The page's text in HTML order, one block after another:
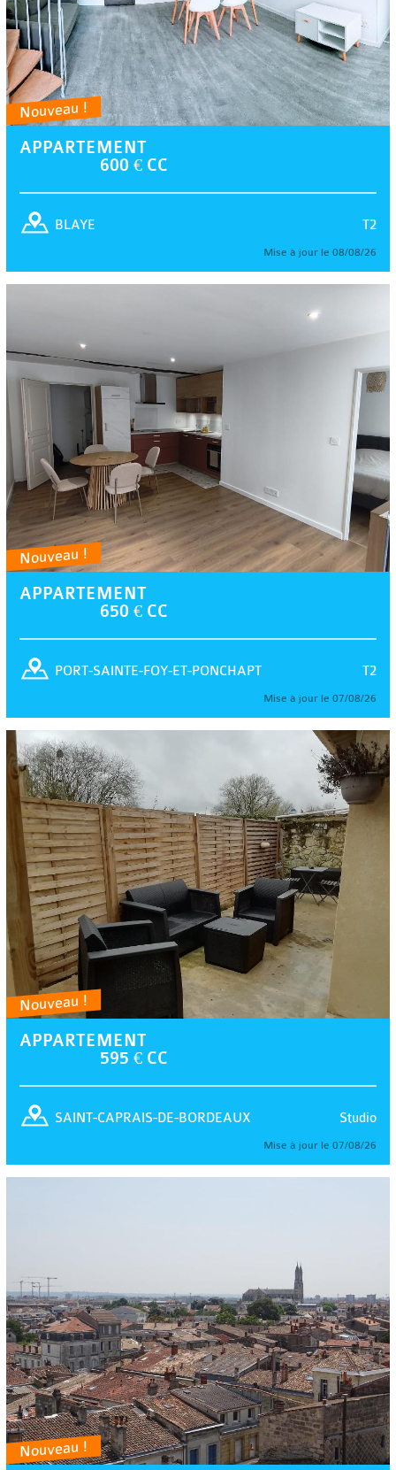
Nouveau !
APPARTEMENT
600 € CC
T2
BLAYE
Mise à jour le 08/08/26
Nouveau !
APPARTEMENT
650 € CC
T2
PORT-SAINTE-FOY-ET-PONCHAPT
Mise à jour le 07/08/26
Nouveau !
APPARTEMENT
595 € CC
Studio
SAINT-CAPRAIS-DE-BORDEAUX
Mise à jour le 07/08/26
Nouveau !